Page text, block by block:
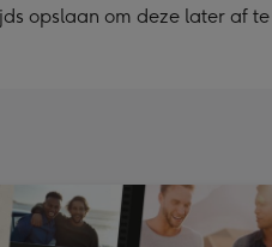
opslaan om deze later af